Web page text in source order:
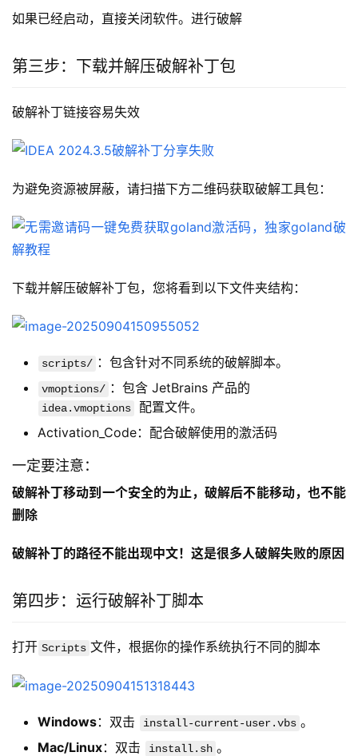
如果已经启动，直接关闭软件。进行破解
第三步：下载并解压破解补丁包
破解补丁链接容易失效
为避免资源被屏蔽，请扫描下方二维码获取破解工具包：
下载并解压破解补丁包，您将看到以下文件夹结构：
scripts/ ：包含针对不同系统的破解脚本。
vmoptions/ ：包含 JetBrains 产品的
idea.vmoptions
配置文件。
Activation_Code：配合破解使用的激活码
一定要注意：
破解补丁移动到一个安全的为止，破解后不能移动，也不能
删除
破解补丁的路径不能出现中文！这是很多人破解失败的原因
第四步：运行破解补丁脚本
打开 Scripts 文件，根据你的操作系统执行不同的脚本
Windows：双击 install-current-user.vbs 。
Mac/Linux：双击 install.sh 。